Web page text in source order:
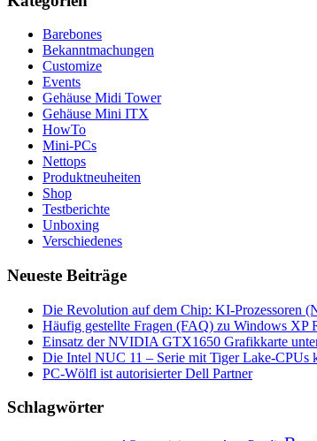
Barebones
Bekanntmachungen
Customize
Events
Gehäuse Midi Tower
Gehäuse Mini ITX
HowTo
Mini-PCs
Nettops
Produktneuheiten
Shop
Testberichte
Unboxing
Verschiedenes
Neueste Beiträge
Die Revolution auf dem Chip: KI-Prozessoren
Häufig gestellte Fragen (FAQ) zu Windows XP
Einsatz der NVIDIA GTX1650 Grafikkarte
Die Intel NUC 11 – Serie mit Tiger Lake-CPUs
PC-Wölfl ist autorisierter Dell Partner
Schlagwörter